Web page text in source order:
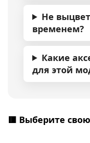
Не
временем?
Какие
для этой
🟥 Выберите